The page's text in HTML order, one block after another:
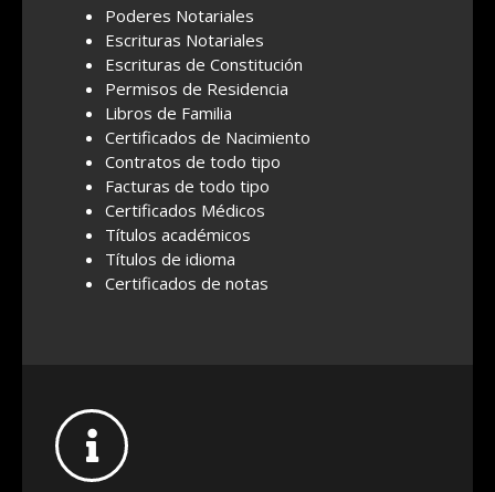
Poderes Notariales
Escrituras Notariales
Escrituras de Constitución
Permisos de Residencia
Libros de Familia
Certificados de Nacimiento
Contratos de todo tipo
Facturas de todo tipo
Certificados Médicos
Títulos académicos
Títulos de idioma
Certificados de notas